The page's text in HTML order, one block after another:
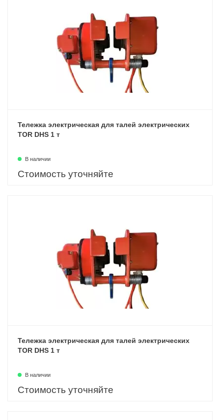
Тележка электрическая для талей электрических
TOR DHS 1 т
В наличии
Стоимость уточняйте
Тележка электрическая для талей электрических
TOR DHS 1 т
В наличии
Стоимость уточняйте